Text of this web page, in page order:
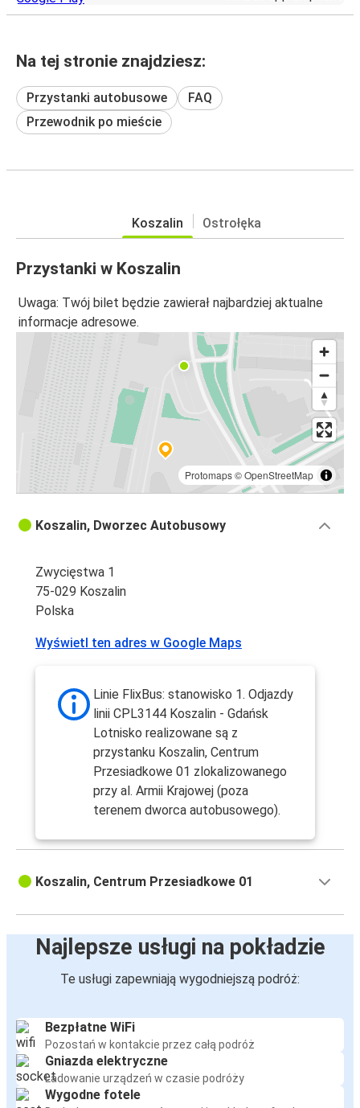
Na tej stronie znajdziesz:
Przystanki autobusowe
FAQ
Przewodnik po mieście
Koszalin Ostrołęka
Przystanki w Koszalin
Uwaga: Twój bilet będzie zawierał najbardziej aktualne
informacje adresowe.
Protomaps©OpenStreetMap
Koszalin, Dworzec Autobusowy
Zwycięstwa 1
75-029 Koszalin
Polska
Wyświetl ten adres w Google Maps
Linie FlixBus: stanowisko 1. Odjazdy
linii CPL3144 Koszalin - Gdańsk
Lotnisko realizowane są z
przystanku Koszalin, Centrum
Przesiadkowe 01 zlokalizowanego
przy al. Armii Krajowej (poza
terenem dworca autobusowego).
Koszalin, Centrum Przesiadkowe 01
Najlepsze usługi na pokładzie
Te usługi zapewniają wygodniejszą podróż:
Bezpłatne WiFi
Pozostań w kontakcie przez całą podróż
Gniazda elektryczne
Ładowanie urządzeń w czasie podróży
Wygodne fotele